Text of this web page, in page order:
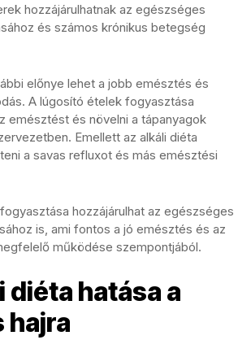
hozzájárulhatnak az egészséges
és számos krónikus betegség
előnye lehet a jobb emésztés és
A lúgosító ételek fogyasztása
emésztést és növelni a tápanyagok
Emellett az alkáli diéta
a savas refluxot és más emésztési
hozzájárulhat az egészséges
is, ami fontos a jó emésztés és az
működése szempontjából.
diéta hatása a
hajra